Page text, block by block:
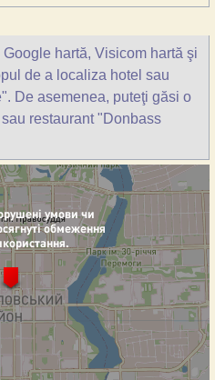
hartă, Visicom hartă şi
de a localiza hotel sau
De asemenea, puteţi găsi o
restaurant "Donbass